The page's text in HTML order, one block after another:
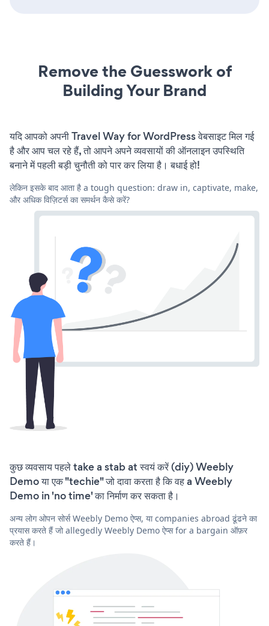
Remove the Guesswork of
Building Your Brand
यदि आपको अपनी Travel Way for WordPress वेबसाइट मिल गई
है और आप चल रहे हैं, तो आपने अपने व्यवसायों की ऑनलाइन उपस्थिति
बनाने में पहली बड़ी चुनौती को पार कर लिया है। बधाई हो!
लेकिन इसके बाद आता है a tough question: draw in, captivate, make,
और अधिक विज़िटर्स का समर्थन कैसे करें?
कुछ व्यवसाय पहले take a stab at स्वयं करें (diy) Weebly
Demo या एक "techie" जो दावा करता है कि वह a Weebly
Demo in 'no time' का निर्माण कर सकता है।
अन्य लोग ओपन सोर्स Weebly Demo ऐप्स, या companies abroad ढूंढने का
प्रयास करते हैं जो allegedly Weebly Demo ऐप्स for a bargain ऑफ़र
करते हैं।